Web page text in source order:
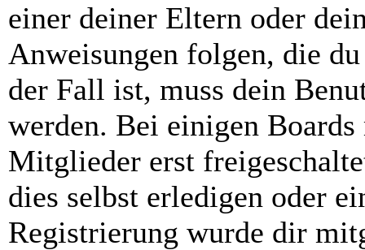
einer deiner Eltern oder
Anweisungen folgen, die
der Fall ist, muss dein
werden. Bei einigen Boards
Mitglieder erst
dies selbst erledigen oder
Registrierung wurde dir